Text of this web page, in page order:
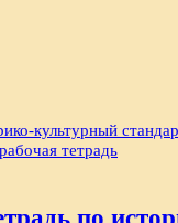
культурный
рабочая тетрадь